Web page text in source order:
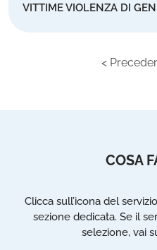
VITTIME VIOLENZA DI
<
COSA
Clicca sull’icona del
sezione dedicata. Se il
selezione, vai